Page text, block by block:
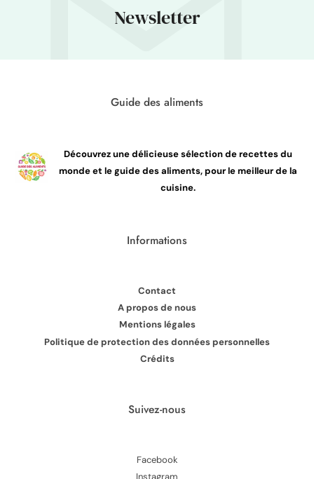
Newsletter
Guide des aliments
Découvrez une délicieuse sélection de recettes du
monde et le guide des aliments, pour le meilleur de la
cuisine.
Informations
Contact
A propos de nous
Mentions légales
Politique de protection des données personnelles
Crédits
Suivez-nous
Facebook
Instagram